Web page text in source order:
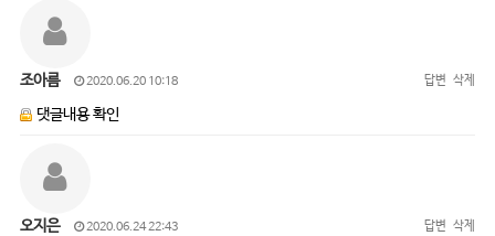
조아름 2020.06.20 10:18 답변 삭제
댓글내용 확인
오지은 2020.06.24 22:43 답변 삭제